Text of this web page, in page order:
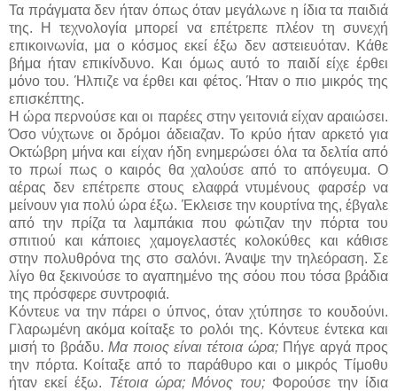
Τα πράγματα δεν ήταν όπως όταν μεγάλωνε η ίδια τα παιδιά
της. Η τεχνολογία μπορεί να επέτρεπε πλέον τη συνεχή
επικοινωνία, μα ο κόσμος εκεί έξω δεν αστειευόταν. Κάθε
βήμα ήταν επικίνδυνο. Και όμως αυτό το παιδί είχε έρθει
μόνο του. Ήλπιζε να έρθει και φέτος. Ήταν ο πιο μικρός της
επισκέπτης.
Η ώρα περνούσε και οι παρέες στην γειτονιά είχαν αραιώσει.
Όσο νύχτωνε οι δρόμοι άδειαζαν. Το κρύο ήταν αρκετό για
Οκτώβρη μήνα και είχαν ήδη ενημερώσει όλα τα δελτία από
το πρωί πως ο καιρός θα χαλούσε από το απόγευμα. Ο
αέρας δεν επέτρεπε στους ελαφρά ντυμένους φαρσέρ να
μείνουν για πολύ ώρα έξω. Έκλεισε την κουρτίνα της, έβγαλε
από την πρίζα τα λαμπάκια που φώτιζαν την πόρτα του
σπιτιού και κάποιες χαμογελαστές κολοκύθες και κάθισε
στην πολυθρόνα της στο σαλόνι. Άναψε την τηλεόραση. Σε
λίγο θα ξεκινούσε το αγαπημένο της σόου που τόσα βράδια
της πρόσφερε συντροφιά.
Κόντευε να την πάρει ο ύπνος, όταν χτύπησε το κουδούνι.
Γλαρωμένη ακόμα κοίταξε το ρολόι της. Κόντευε έντεκα και
μισή το βράδυ.Μα ποιος είναι τέτοια ώρα;Πήγε αργά προς
την πόρτα. Κοίταξε από το παράθυρο και ο μικρός Τίμοθυ
ήταν εκεί έξω. Τέτοια ώρα; Μόνος του; Φορούσε την ίδια